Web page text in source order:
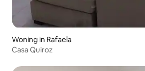
Woning in Rafaela
Casa Quiroz